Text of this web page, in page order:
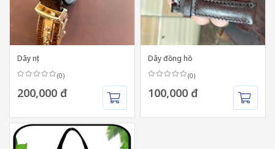
Dây nịt
(0)
200,000 đ
Dây đồng hồ
(0)
100,000 đ